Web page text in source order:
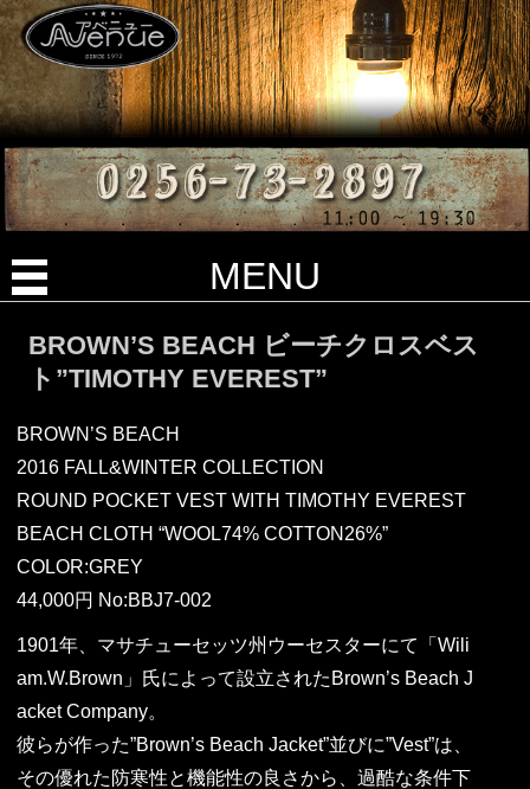
MENU
BROWN’S BEACH ビーチクロスベス
ト”TIMOTHY EVEREST”
BROWN’S BEACH
2016 FALL&WINTER COLLECTION
ROUND POCKET VEST WITH TIMOTHY EVEREST
BEACH CLOTH “WOOL74% COTTON26%”
COLOR:GREY
44,000円 No:BBJ7-002
1901年、マサチューセッツ州ウーセスターにて「Wili
am.W.Brown」氏によって設立されたBrown’s Beach J
acket Company。
彼らが作った”Brown’s Beach Jacket”並びに”Vest”は、
その優れた防寒性と機能性の良さから、過酷な条件下